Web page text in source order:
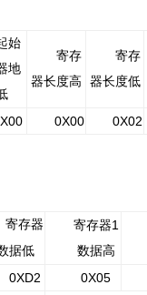
始
地
寄存
器长度高
寄存
器长度低
X00 0X00 0X02
寄存器
据低
寄存器1
数据高
0XD2 0X05